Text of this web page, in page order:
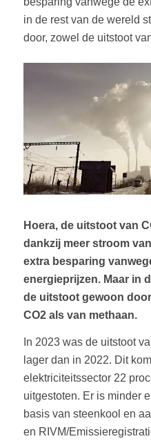
in de rest van de wereld
door, zowel de uitstoot
Hoera, de uitstoot van
dankzij meer stroom
extra besparing
energieprijzen. Maar in
de uitstoot gewoon
CO2 als van methaan.
In 2023 was de uitstoot
lager dan in 2022. Dit
elektriciteitssector 22
uitgestoten. Er is minder
basis van steenkool en
en RIVM/